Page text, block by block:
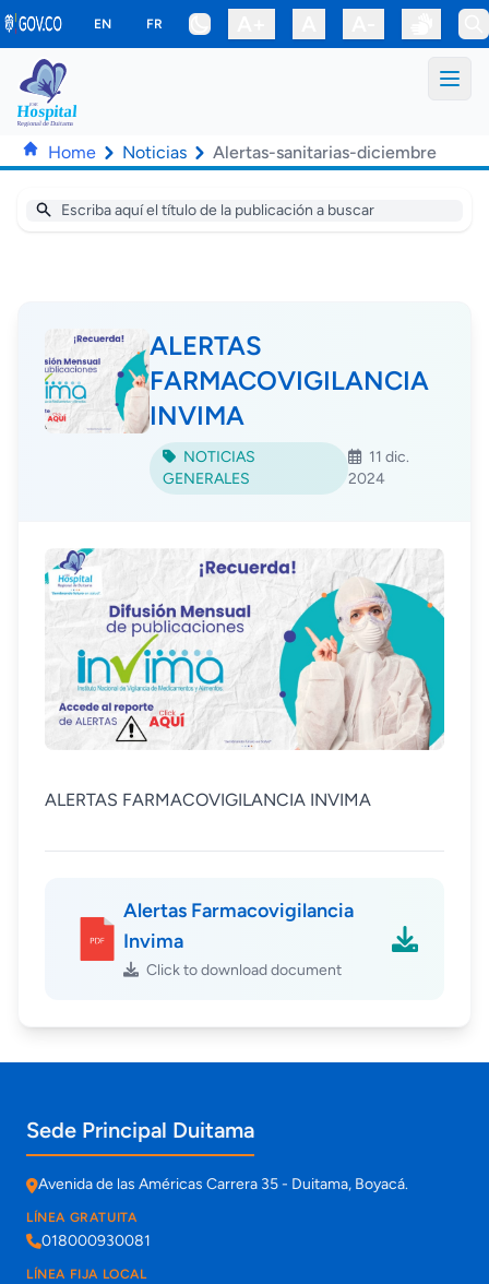
Saltar al contenido principal
EN FR
Home Noticias Alertas-sanitarias-diciembre
ALERTAS
FARMACOVIGILANCIA
INVIMA
NOTICIAS
GENERALES
11 dic.
2024
ALERTAS FARMACOVIGILANCIA INVIMA
Alertas Farmacovigilancia
Invima
Click to download document
Información de contacto y sedes
Sede Principal Duitama
Avenida de las Américas Carrera 35 - Duitama, Boyacá.
LÍNEA GRATUITA
018000930081
LÍNEA FIJA LOCAL